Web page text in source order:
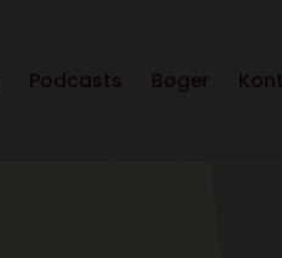
Podcasts Bøger